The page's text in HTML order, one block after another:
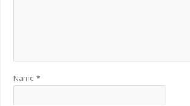
Name*